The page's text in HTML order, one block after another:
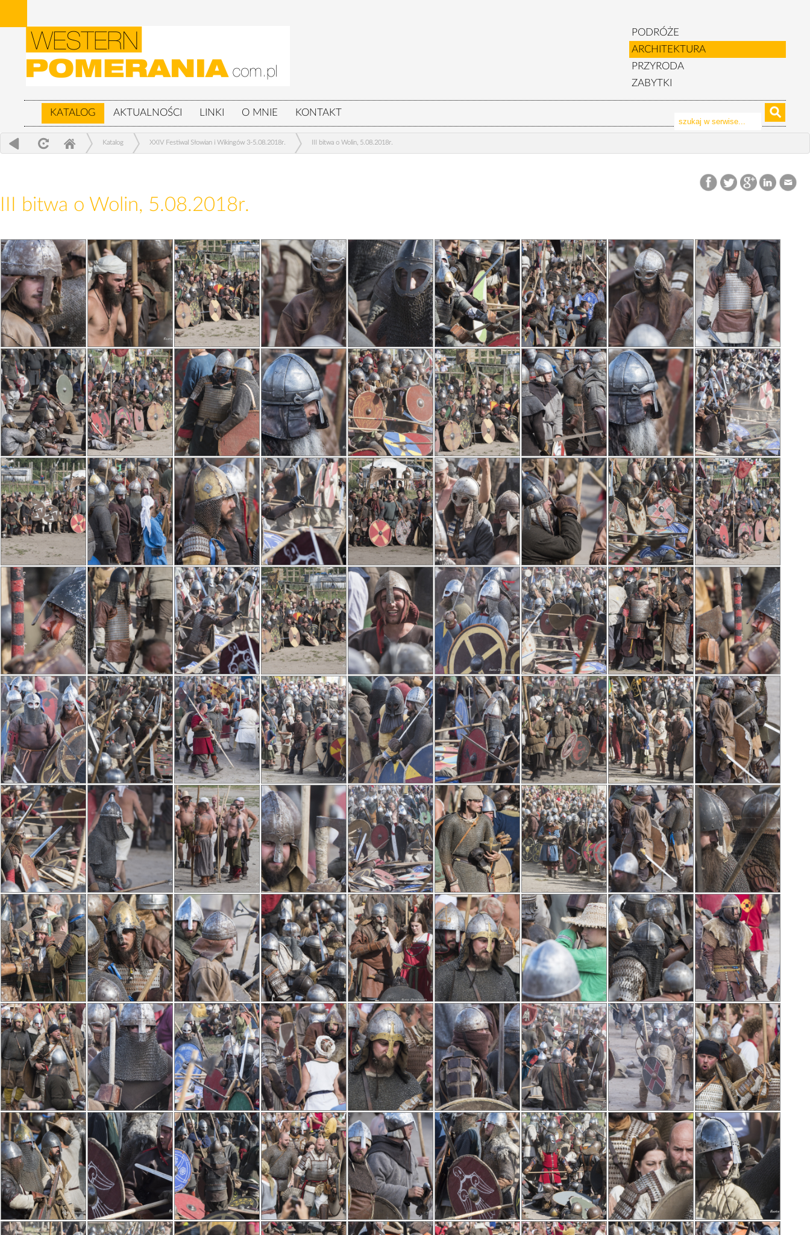
PODRÓŻE
ARCHITEKTURA
PRZYRODA
ZABYTKI
KATALOG AKTUALNOŚCI LINKI O MNIE KONTAKT
Katalog XXIV Festiwal Słowian i Wikingów 3-5.08.2018r. III bitwa o Wolin, 5.08.2018r.
III bitwa o Wolin, 5.08.2018r.